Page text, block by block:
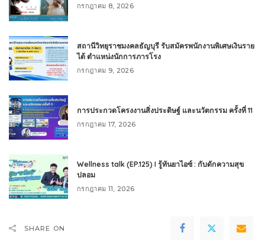
กรกฎาคม 8, 2026
สถานีวิทยุราชมงคลธัญบุรี รับสมัครพนักงานพิเศษเงินราย
ได้ ตำแหน่งนักการภารโรง
กรกฎาคม 9, 2026
การประกวดโครงงานสิ่งประดิษฐ์ และนวัตกรรม ครั้งที่ 11
กรกฎาคม 17, 2026
Wellness talk (EP.125) I รู้ทันยาไอซ์ : กับดักความสุข
ปลอม
กรกฎาคม 11, 2026
SHARE ON